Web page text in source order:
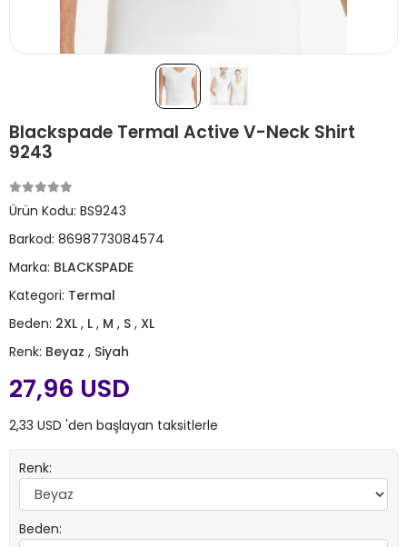
Blackspade Termal Active V-Neck Shirt
9243
Ürün Kodu: BS9243
Barkod: 8698773084574
Marka: BLACKSPADE
Kategori: Termal
Beden: 2XL , L , M , S , XL
Renk: Beyaz , Siyah
27,96 USD
2,33 USD 'den başlayan taksitlerle
Renk:
Beden: